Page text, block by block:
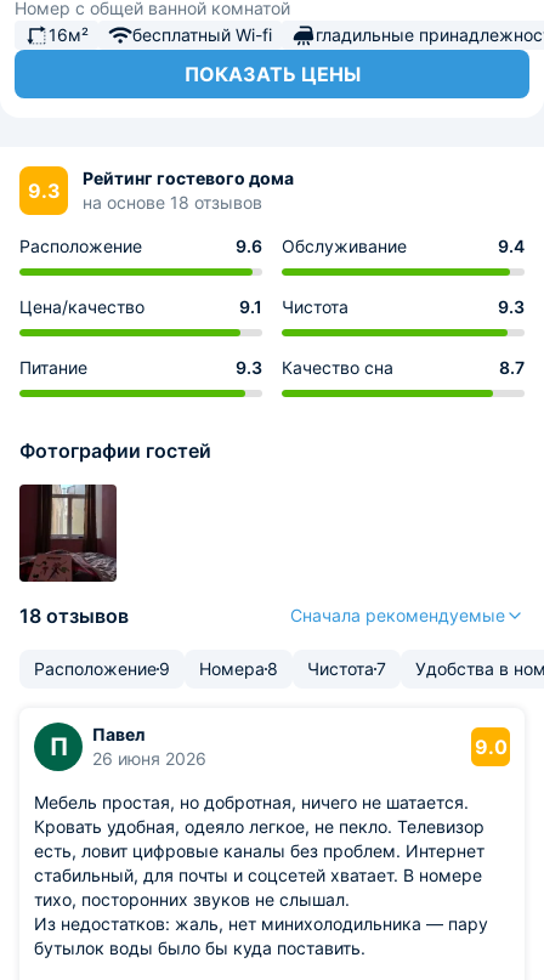
Номер с общей ванной комнатой
16м²
бесплатный Wi-fi гладильные
ПОКАЗАТЬ ЦЕНЫ
9.3
Рейтинг гостевого дома
на основе 18 отзывов
Расположение 9.6 Обслуживание 9.4
Цена/качество 9.1 Чистота 9.3
Питание 9.3 Качество сна 8.7
Фотографии гостей
18 отзывов Сначала рекомендуемые
Расположение9 Номера 8 Чистота7 Удобства в
П
Павел
26 июня 2026
9.0
Мебель простая, но добротная, ничего не шатается.
Кровать удобная, одеяло легкое, не пекло. Телевизор
есть, ловит цифровые каналы без проблем. Интернет
стабильный, для почты и соцсетей хватает. В номере
тихо, посторонних звуков не слышал.
Из недостатков: жаль, нет минихолодильника — пару
бутылок воды было бы куда поставить.